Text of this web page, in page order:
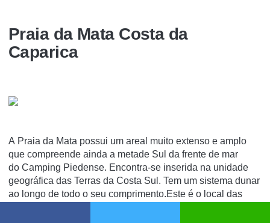
Praia da Mata Costa da
Caparica
A Praia da Mata possui um areal muito extenso e amplo
que compreende ainda a metade Sul da frente de mar
do Camping Piedense. Encontra-se inserida na unidade
geográfica das Terras da Costa Sul. Tem um sistema dunar
ao longo de todo o seu comprimento.Este é o local das